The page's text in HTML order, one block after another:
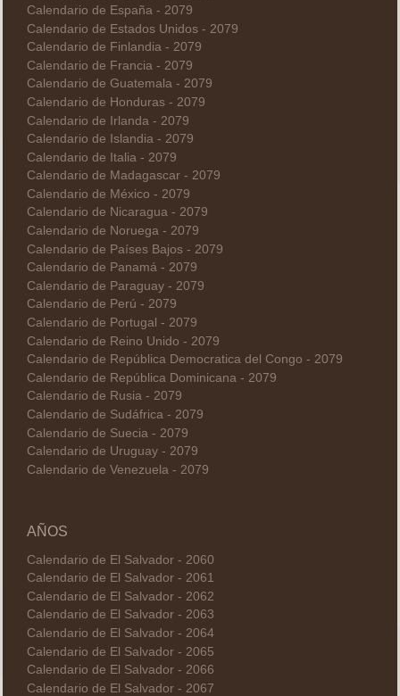
Calendario de España - 2079
Calendario de Estados Unidos - 2079
Calendario de Finlandia - 2079
Calendario de Francia - 2079
Calendario de Guatemala - 2079
Calendario de Honduras - 2079
Calendario de Irlanda - 2079
Calendario de Islandia - 2079
Calendario de Italia - 2079
Calendario de Madagascar - 2079
Calendario de México - 2079
Calendario de Nicaragua - 2079
Calendario de Noruega - 2079
Calendario de Países Bajos - 2079
Calendario de Panamá - 2079
Calendario de Paraguay - 2079
Calendario de Perú - 2079
Calendario de Portugal - 2079
Calendario de Reino Unido - 2079
Calendario de República Democratica del Congo - 2079
Calendario de República Dominicana - 2079
Calendario de Rusia - 2079
Calendario de Sudáfrica - 2079
Calendario de Suecia - 2079
Calendario de Uruguay - 2079
Calendario de Venezuela - 2079
AÑOS
Calendario de El Salvador - 2060
Calendario de El Salvador - 2061
Calendario de El Salvador - 2062
Calendario de El Salvador - 2063
Calendario de El Salvador - 2064
Calendario de El Salvador - 2065
Calendario de El Salvador - 2066
Calendario de El Salvador - 2067